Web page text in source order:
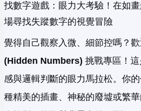
找數字遊戲：眼力大考驗！在如
場尋找失蹤數字的視覺冒險
覺得自己觀察入微、細節控嗎？
(Hidden Numbers) 挑戰專區！
感與邏輯判斷的眼力馬拉松。你
種精美的插畫、神秘的廢墟或繁